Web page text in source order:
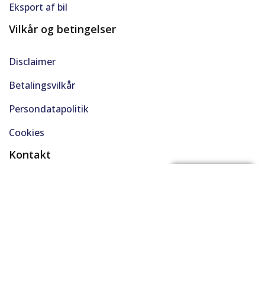
Eksport af bil
Vilkår og betingelser
Disclaimer
Betalingsvilkår
Persondatapolitik
Cookies
Kontakt